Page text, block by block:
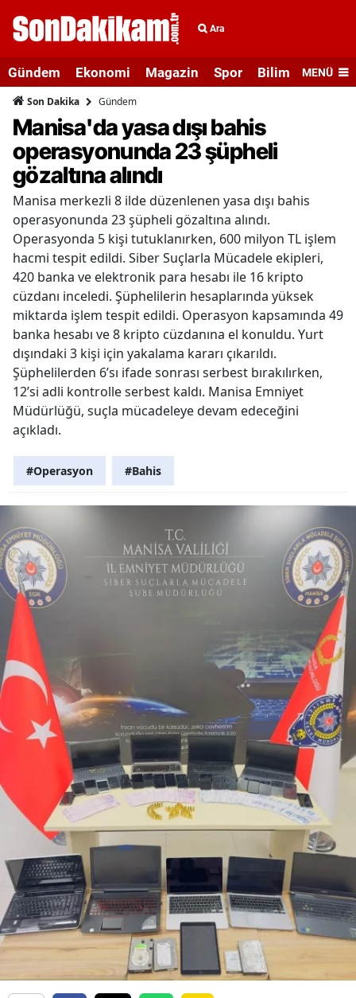
Ara
Gündem Ekonomi Magazin Spor Bilim veMENÜ
Son Dakika Gündem
Manisa'da yasa dışı bahis
operasyonunda 23 şüpheli
gözaltına alındı
Manisa merkezli 8 ilde düzenlenen yasa dışı bahis
operasyonunda 23 şüpheli gözaltına alındı.
Operasyonda 5 kişi tutuklanırken, 600 milyon TL işlem
hacmi tespit edildi. Siber Suçlarla Mücadele ekipleri,
420 banka ve elektronik para hesabı ile 16 kripto
cüzdanı inceledi. Şüphelilerin hesaplarında yüksek
miktarda işlem tespit edildi. Operasyon kapsamında 49
banka hesabı ve 8 kripto cüzdanına el konuldu. Yurt
dışındaki 3 kişi için yakalama kararı çıkarıldı.
Şüphelilerden 6’sı ifade sonrası serbest bırakılırken,
12’si adli kontrolle serbest kaldı. Manisa Emniyet
Müdürlüğü, suçla mücadeleye devam edeceğini
açıkladı.
#Operasyon #Bahis